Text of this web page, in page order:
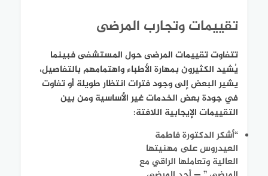
تقييمات وتجارب المرضى
تتفاوت تقييمات المرضى حول المستشفى فبينما
يُشيد الكثيرون بمهارة الأطباء واهتمامهم بالتفاصيل،
يشير البعض إلى وجود فترات انتظار طويلة أو تفاوت
في جودة بعض الخدمات غير الأساسية ومن بين
التقييمات الإيجابية اللافتة:
“أشكر الدكتورة فاطمة
العيدروس على مهنيتها
العالية وتعاملها الراقي مع